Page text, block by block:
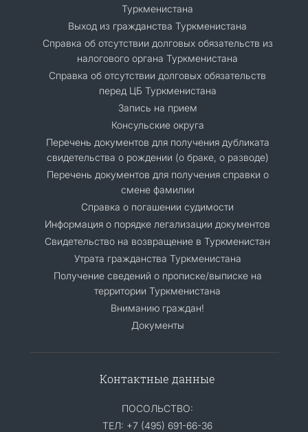
Туркменистана
Выход из гражданства Туркменистана
Справка об отсутствии долговых обязательств из
налогового органа Туркменистана
Справка об отсутствии долговых обязательств
перед ЦБ Туркменистана
Запись на прием
Консульские округа
Перечень документов для получения дубликата
свидетельства о рождении (о браке, о разводе)
Перечень документов для получения справки о
смене фамилии
Справка о погашении судимости
Информация о порядке легализации документов
Cвидетельство на возвращение в Туркменистан
Утрата гражданства Туркменистана
Получение сведений о прописке/выписке на
территории Туркменистана
Вниманию граждан!
Документы
Контактные данные
ПОСОЛЬСТВО:
ТЕЛ: +7 (495) 691-66-36